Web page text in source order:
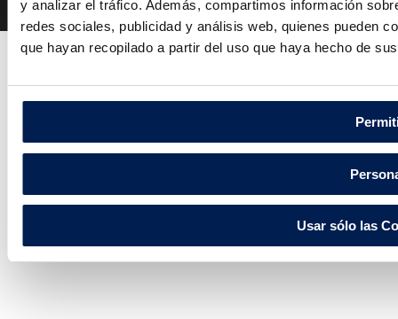
y analizar el tráfico. Además, compartimos información
redes sociales, publicidad y análisis web, quienes pueden
que hayan recopilado a partir del uso que haya hecho de
Usar sólo las
reservados.